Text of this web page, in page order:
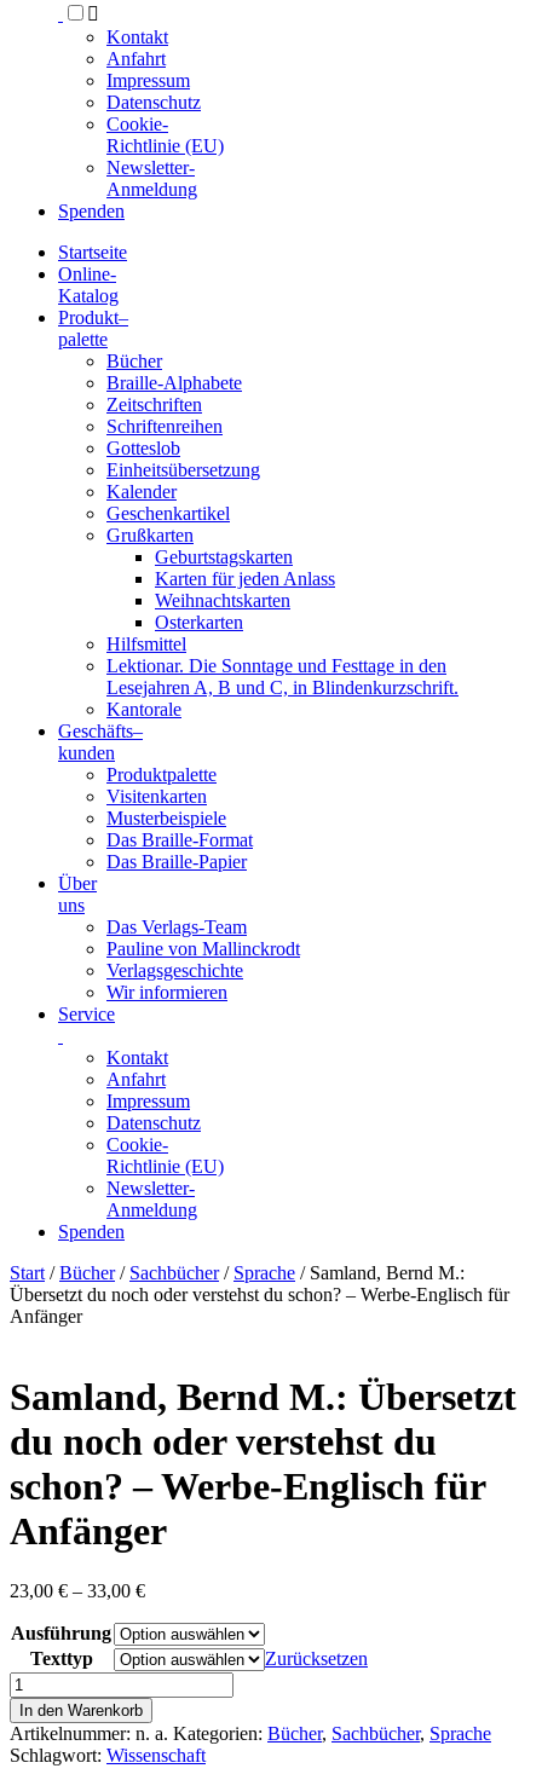

Kontakt
Anfahrt
Impressum
Datenschutz
Cookie-
Richtlinie (EU)
Newsletter-
Anmeldung
Spenden
Blindenschrift-
Verlag
Druckerei
gGmbH
Startseite
Online-
Katalog
Produkt–
palette
Bücher
Braille-Alphabete
Zeitschriften
Schriftenreihen
Gotteslob
Einheitsübersetzung
Kalender
Geschenkartikel
Grußkarten
Geburtstagskarten
Karten für jeden Anlass
Weihnachtskarten
Osterkarten
Hilfsmittel
Lektionar. Die Sonntage und Festtage in den
Lesejahren A, B und C, in Blindenkurzschrift.
Kantorale
Geschäfts­–
kunden
Produktpalette
Visitenkarten
Musterbeispiele
Das Braille-Format
Das Braille-Papier
Über
uns
Das Verlags-Team
Pauline von Mallinckrodt
Verlagsgeschichte
Wir informieren
Service
Kontakt
Anfahrt
Impressum
Datenschutz
Cookie-
Richtlinie (EU)
Newsletter-
Anmeldung
Spenden
Skip
to
content
Start /Bücher/ Sachbücher/ Sprache / Samland, Bernd M.:
Übersetzt du noch oder verstehst du schon? – Werbe-Englisch für
Anfänger
Samland, Bernd M.: Übersetzt
du noch oder verstehst du
schon? – Werbe-Englisch für
Anfänger
23,00 € – 33,00 €Preisspanne:
bis
33,00 €
Ausführung
Texttyp
Zurücksetzen
Samland,
Bernd
M.:
Übersetzt
du
In den Warenkorb
Artikelnummer: n. a. Kategorien: Bücher, Sachbücher, Sprache
Schlagwort: Wissenschaft